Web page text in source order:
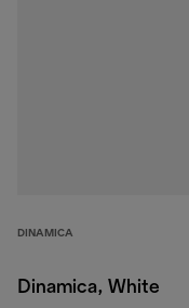
DINAMICA
Dinamica, White